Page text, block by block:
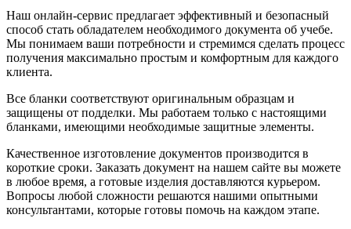
Наш онлайн-сервис предлагает эффективный и безопасный
способ стать обладателем необходимого документа об учебе.
Мы понимаем ваши потребности и стремимся сделать процесс
получения максимально простым и комфортным для каждого
клиента.
Все бланки соответствуют оригинальным образцам и
защищены от подделки. Мы работаем только с настоящими
бланками, имеющими необходимые защитные элементы.
Качественное изготовление документов производится в
короткие сроки. Заказать документ на нашем сайте вы можете
в любое время, а готовые изделия доставляются курьером.
Вопросы любой сложности решаются нашими опытными
консультантами, которые готовы помочь на каждом этапе.